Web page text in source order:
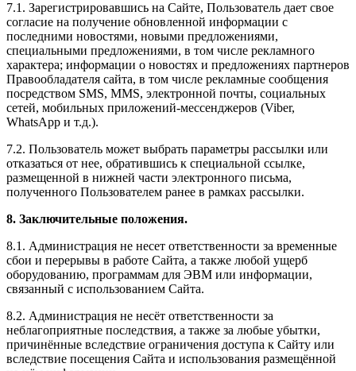
7.1. Зарегистрировавшись на Сайте, Пользователь дает свое
согласие на получение обновленной информации с
последними новостями, новыми предложениями,
специальными предложениями, в том числе рекламного
характера; информации о новостях и предложениях партнеров
Правообладателя сайта, в том числе рекламные сообщения
посредством SMS, MMS, электронной почты, социальных
сетей, мобильных приложений-мессенджеров (Viber,
WhatsApp и т.д.).
7.2. Пользователь может выбрать параметры рассылки или
отказаться от нее, обратившись к специальной ссылке,
размещенной в нижней части электронного письма,
полученного Пользователем ранее в рамках рассылки.
8. Заключительные положения.
8.1. Администрация не несет ответственности за временные
сбои и перерывы в работе Сайта, а также любой ущерб
оборудованию, программам для ЭВМ или информации,
связанный с использованием Сайта.
8.2. Администрация не несёт ответственности за
неблагоприятные последствия, а также за любые убытки,
причинённые вследствие ограничения доступа к Сайту или
вследствие посещения Сайта и использования размещённой